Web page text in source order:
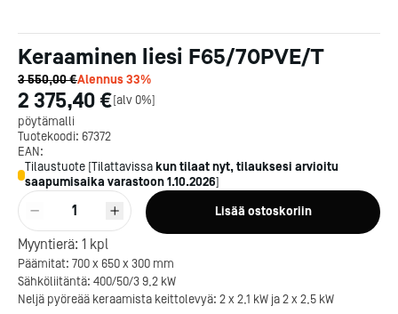
Keraaminen liesi F65/70PVE/T
3 550,00 €Alennus33%
2 375,40 €[alv 0%]
pöytämalli
Tuotekoodi: 67372
EAN:
Tilaustuote [Tilattavissa kun tilaat nyt, tilauksesi arvioitu
saapumisaika varastoon1.10.2026]
1 Lisää ostoskoriin
Myyntierä: 1 kpl
Päämitat: 700 x 650 x 300 mm
Sähköliitäntä: 400/50/3 9,2 kW
Neljä pyöreää keraamista keittolevyä: 2 x 2,1 kW ja 2 x 2,5 kW
Kotipizza on vuonna 1987